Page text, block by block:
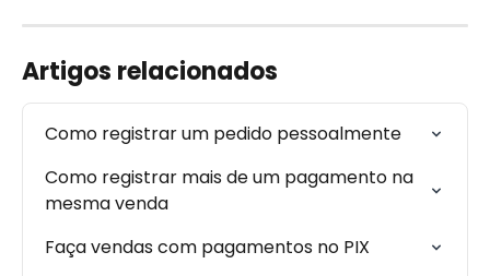
Artigos relacionados
Como registrar um pedido pessoalmente
Como registrar mais de um pagamento na
mesma venda
Faça vendas com pagamentos no PIX